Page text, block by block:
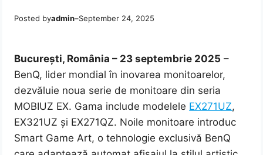
Posted byadmin–September 24, 2025
București, România – 23 septembrie 2025 –
BenQ, lider mondial în inovarea monitoarelor,
dezvăluie noua serie de monitoare din seria
MOBIUZ EX. Gama include modelele EX271UZ,
EX321UZ și EX271QZ. Noile monitoare introduc
Smart Game Art, o tehnologie exclusivă BenQ